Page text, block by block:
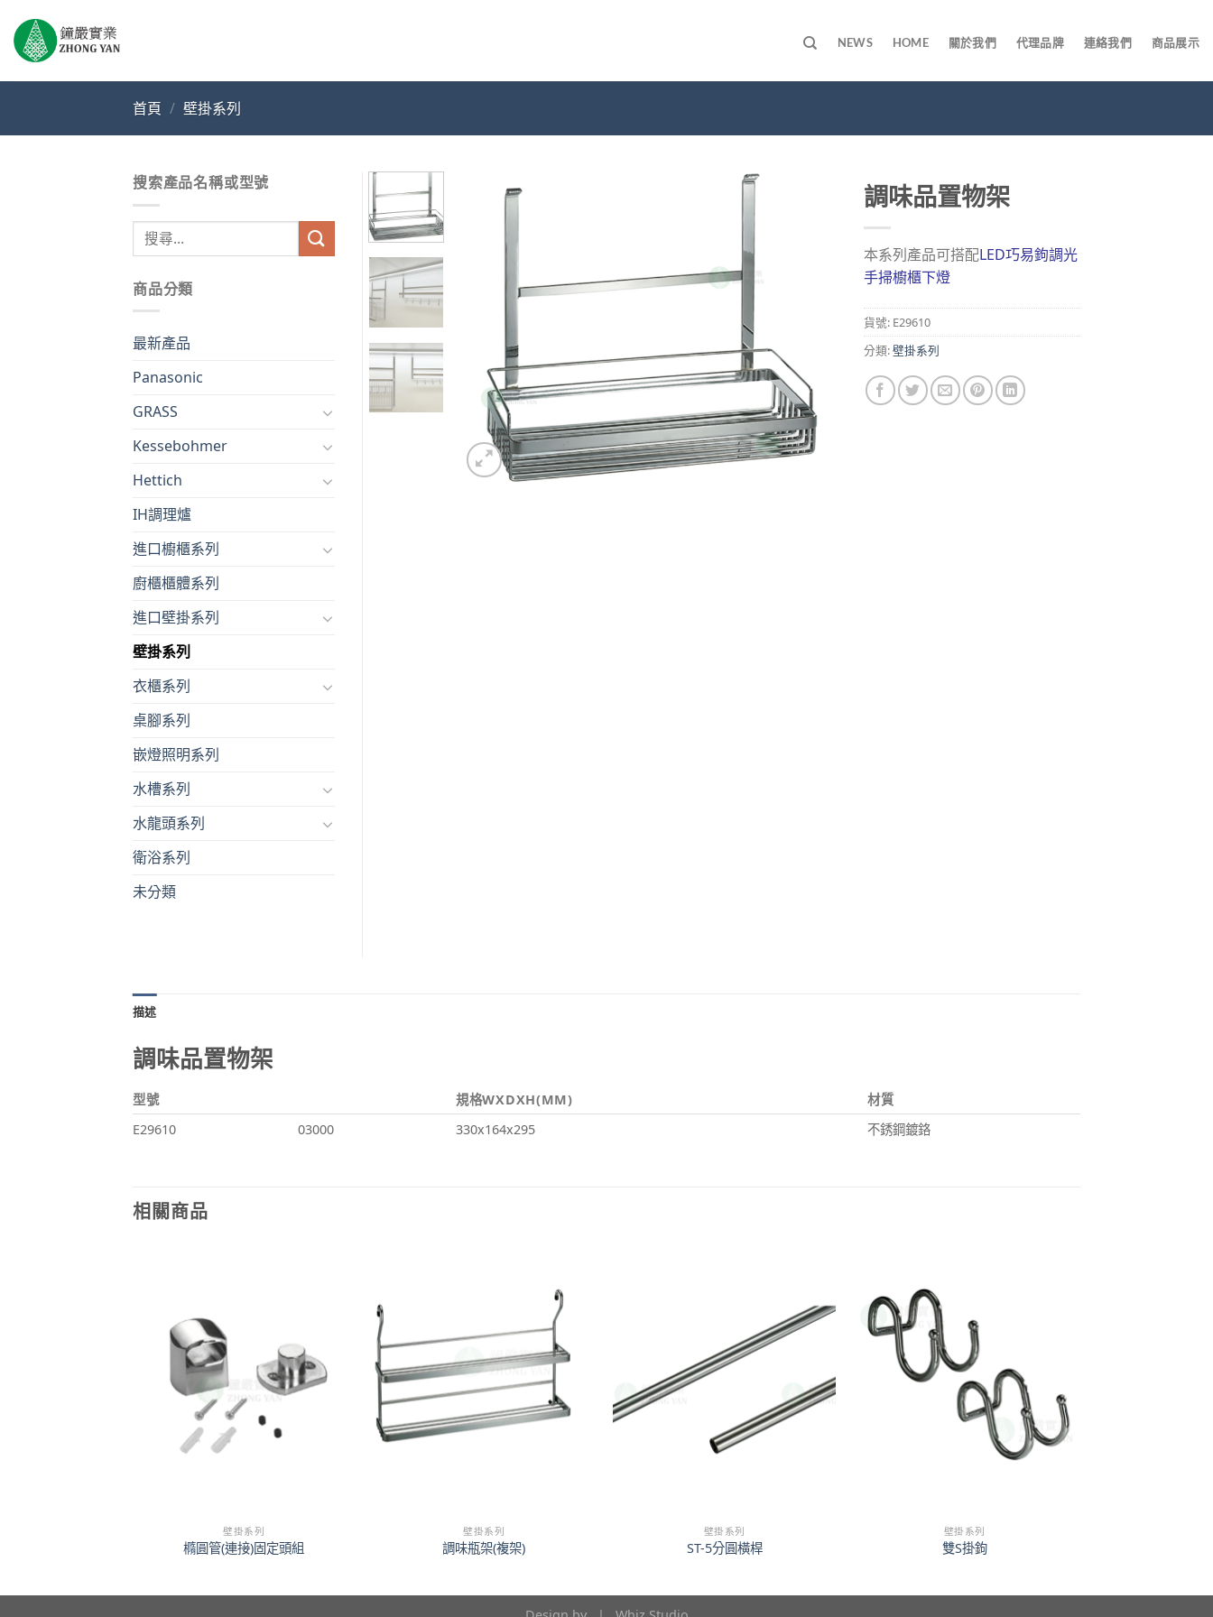
content
NEWS HOME 關於我們 代理品牌 連絡我們 商品展示
首頁 / 壁掛系列
調味品置物架
本系列產品可搭配LED巧易鉤調光
手掃櫥櫃下燈
貨號: E29610
分類:壁掛系列
搜索產品名稱或型號
鍵
字:
商品分類
最新產品
Panasonic
GRASS
Kessebohmer
Hettich
IH調理爐
進口櫥櫃系列
廚櫃櫃體系列
進口壁掛系列
壁掛系列
衣櫃系列
桌腳系列
嵌燈照明系列
水槽系列
水龍頭系列
衛浴系列
未分類
描述
調味品置物架
型號 規格WXDXH(MM)
材質
E29610
03000 330x164x295 不銹鋼鍍鉻
相關商品
壁掛系列
橢圓管(連接)固定頭組
壁掛系列
調味瓶架(複架)
壁掛系列
ST-5分圓橫桿
壁掛系列
雙S掛鉤